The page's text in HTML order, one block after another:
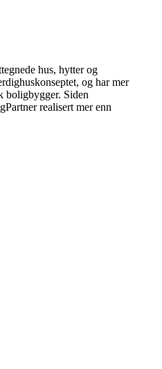
hus, hytter og
og har mer
boligbygger. Siden
realisert mer enn